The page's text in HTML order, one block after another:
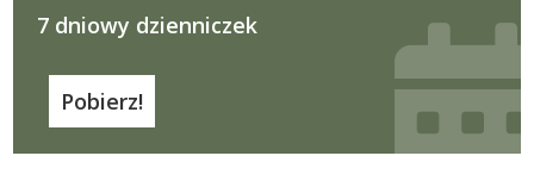
7 dniowy dzienniczek
Pobierz!